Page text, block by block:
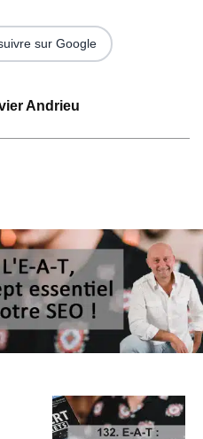
Andrieu
sur Google